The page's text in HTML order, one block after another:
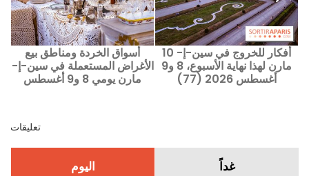
أسواق الخردة ومناطق بيع
الأغراض المستعملة في سين-إ-
مارن يومي 8 و9 أغسطس
10 أفكار للخروج في سين-إ-
مارن لهذا نهاية الأسبوع، 8 و9
أغسطس 2026 (77)
تعليقات
اليوم غداً